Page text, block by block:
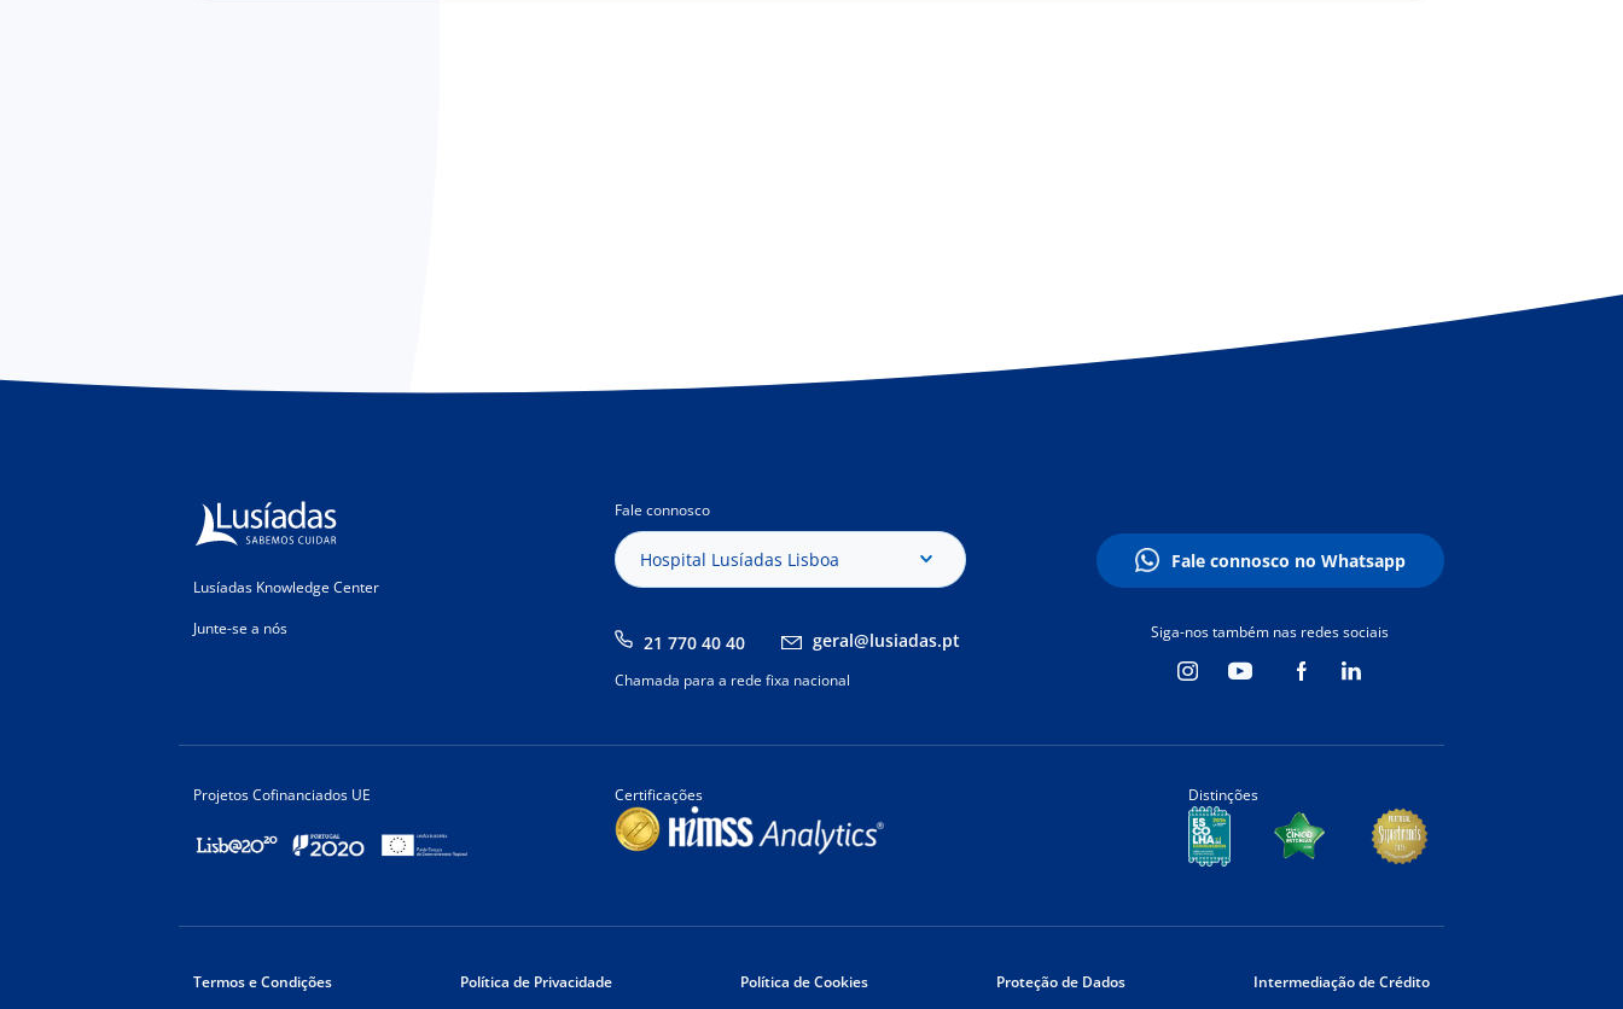
Lusíadas Knowledge Center
Junte-se a nós
Fale connosco
Hospital Lusíadas Lisboa
21 770 40 40 geral@lusiadas.pt
Chamada para a rede fixa nacional
Fale connosco no Whatsapp
Siga-nos também nas redes sociais
Projetos Cofinanciados UE Certificações Distinções
Termos e Condições Política de Privacidade Política de Cookies Proteção de Dados Intermediação de Crédito